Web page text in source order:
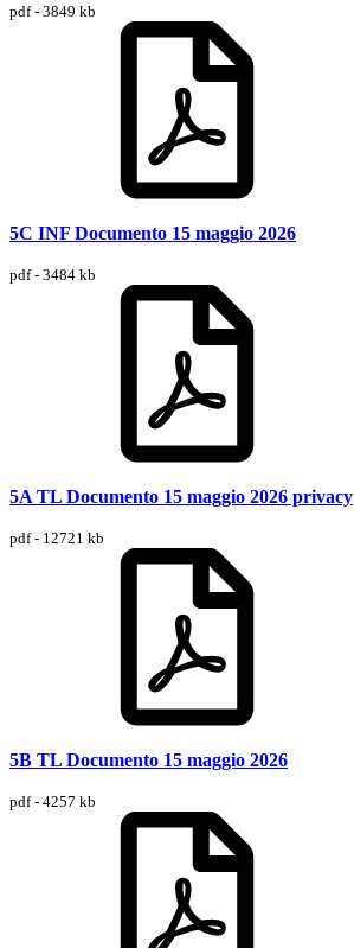
pdf - 3849 kb
5C INF Documento 15 maggio 2026
pdf - 3484 kb
5A TL Documento 15 maggio 2026 privacy
pdf - 12721 kb
5B TL Documento 15 maggio 2026
pdf - 4257 kb